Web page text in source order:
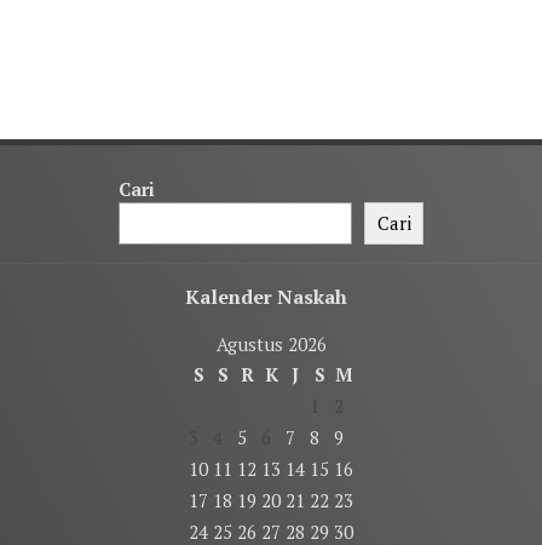
Cari
Cari
Kalender Naskah
Agustus 2026
S
S R K J S M
5 7 8
9
10 11 12 13 14 15 16
17 18 19 20 21 22 23
24 25 26 27 28 29 30